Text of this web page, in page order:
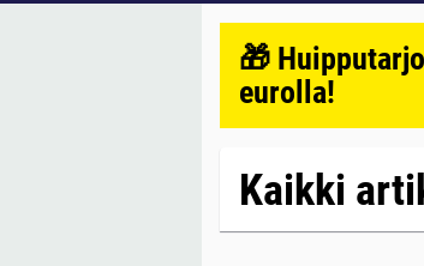
🎁
eurolla!
Kaikki